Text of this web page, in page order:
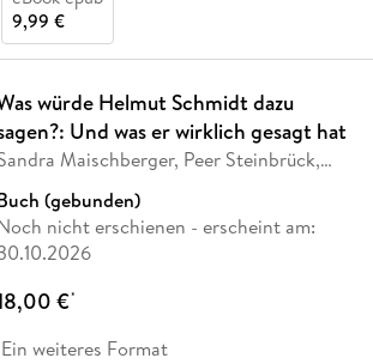
9,99 €
würde Helmut Schmidt dazu
Und was er wirklich gesagt hat
Maischberger, Peer Steinbrück,
(gebunden)
nicht erschienen - erscheint am:
€*
Ein weiteres Format